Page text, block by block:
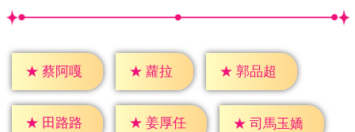
★ 蔡阿嘎 ★ 蘿拉 ★ 郭品超
★ 田路路 ★ 姜厚任 ★ 司馬玉嬌